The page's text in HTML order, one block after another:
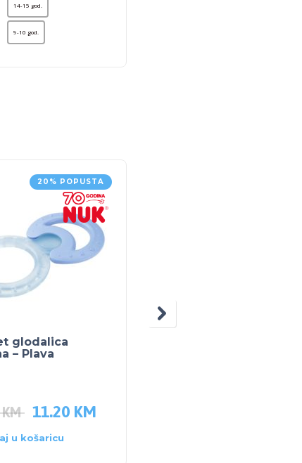
14-15 god.
9-10 god.
20% POPUSTA
glodalica
– Plava
KM 11.20 KM
u košaricu